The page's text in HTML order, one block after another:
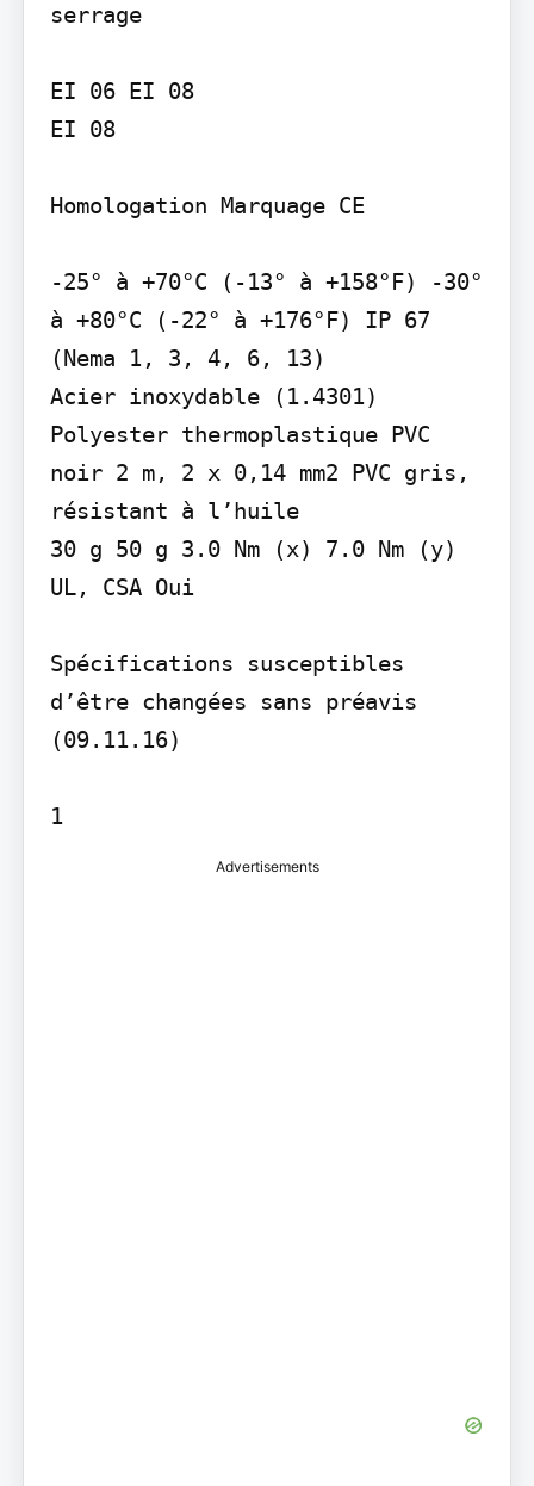
serrage
EI 06 EI 08
EI 08
Homologation Marquage CE
-25° à +70°C (-13° à +158°F) -30°
à +80°C (-22° à +176°F) IP 67
(Nema 1, 3, 4, 6, 13)
Acier inoxydable (1.4301)
Polyester thermoplastique PVC
noir 2 m, 2 x 0,14 mm2 PVC gris,
résistant à l’huile
30 g 50 g 3.0 Nm (x) 7.0 Nm (y)
UL, CSA Oui
Spécifications susceptibles
d’être changées sans préavis
(09.11.16)
1
Advertisements